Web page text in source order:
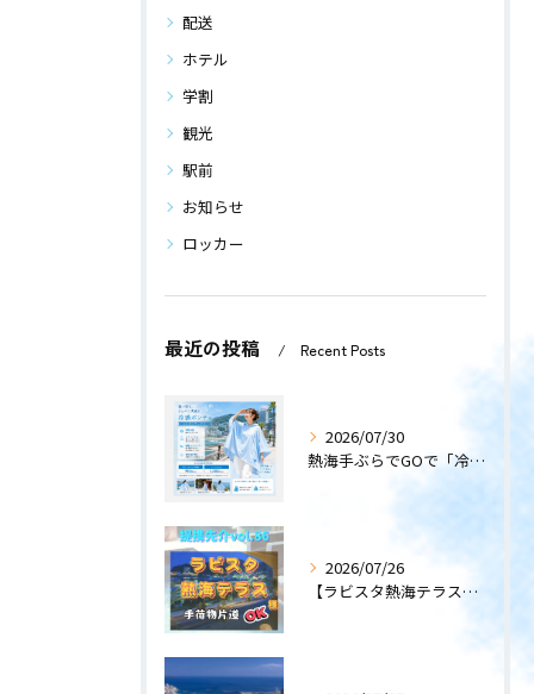
配送
ホテル
学割
観光
駅前
お知らせ
ロッカー
最近の投稿 Recent Posts
2026/07/30
熱海手ぶらでGOで「冷感ポンチョ」のレンタルサービスを開始します！
2026/07/26
【ラビスタ熱海テラス】〜提携先紹介〜